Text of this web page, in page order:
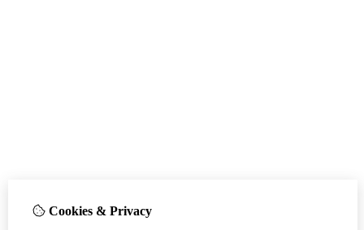
Cookies & Privacy